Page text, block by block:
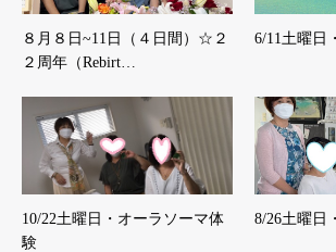
８月８日~11日（４日間）☆２
２周年（Rebirt…
6/11土曜日
10/22土曜日・オーラソーマ体
験
8/26土曜日